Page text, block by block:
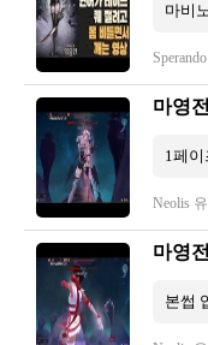
Neolis